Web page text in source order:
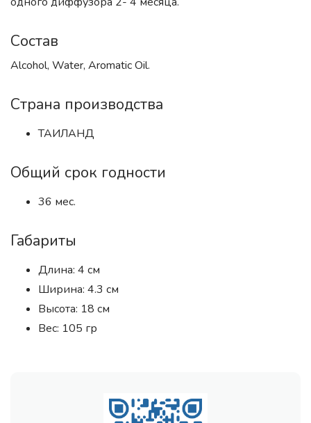
Состав
Alcohol, Water, Aromatic Oil.
Страна производства
ТАИЛАНД
Общий срок годности
36 мес.
Габариты
Длина: 4 см
Ширина: 4.3 см
Высота: 18 см
Вес: 105 гр